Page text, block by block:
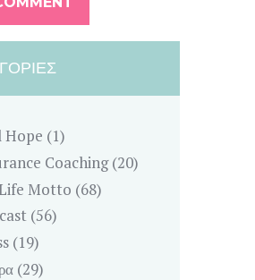
Hope (1)
Coaching(20)
Motto (68)
(56)
(19)
(29)